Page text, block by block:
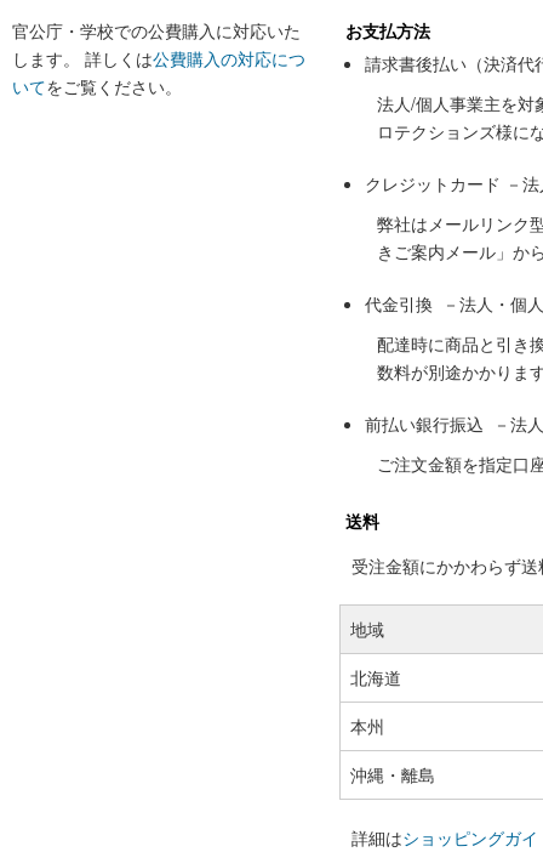
官公庁・学校での公費購入に対応いた
します。 詳しくは公費購入の対応につ
いてをご覧ください。
お支払方法
請求書後払い（決済代
法人/個人事業主を対
ロテクションズ様に
クレジットカード －
弊社はメールリンク
きご案内メール」か
代金引換 －法人・個
配達時に商品と引き
数料が別途かかりま
前払い銀行振込 －法
ご注文金額を指定口
送料
受注金額にかかわらず
地域
北海道
本州
沖縄・離島
詳細はショッピングガイ